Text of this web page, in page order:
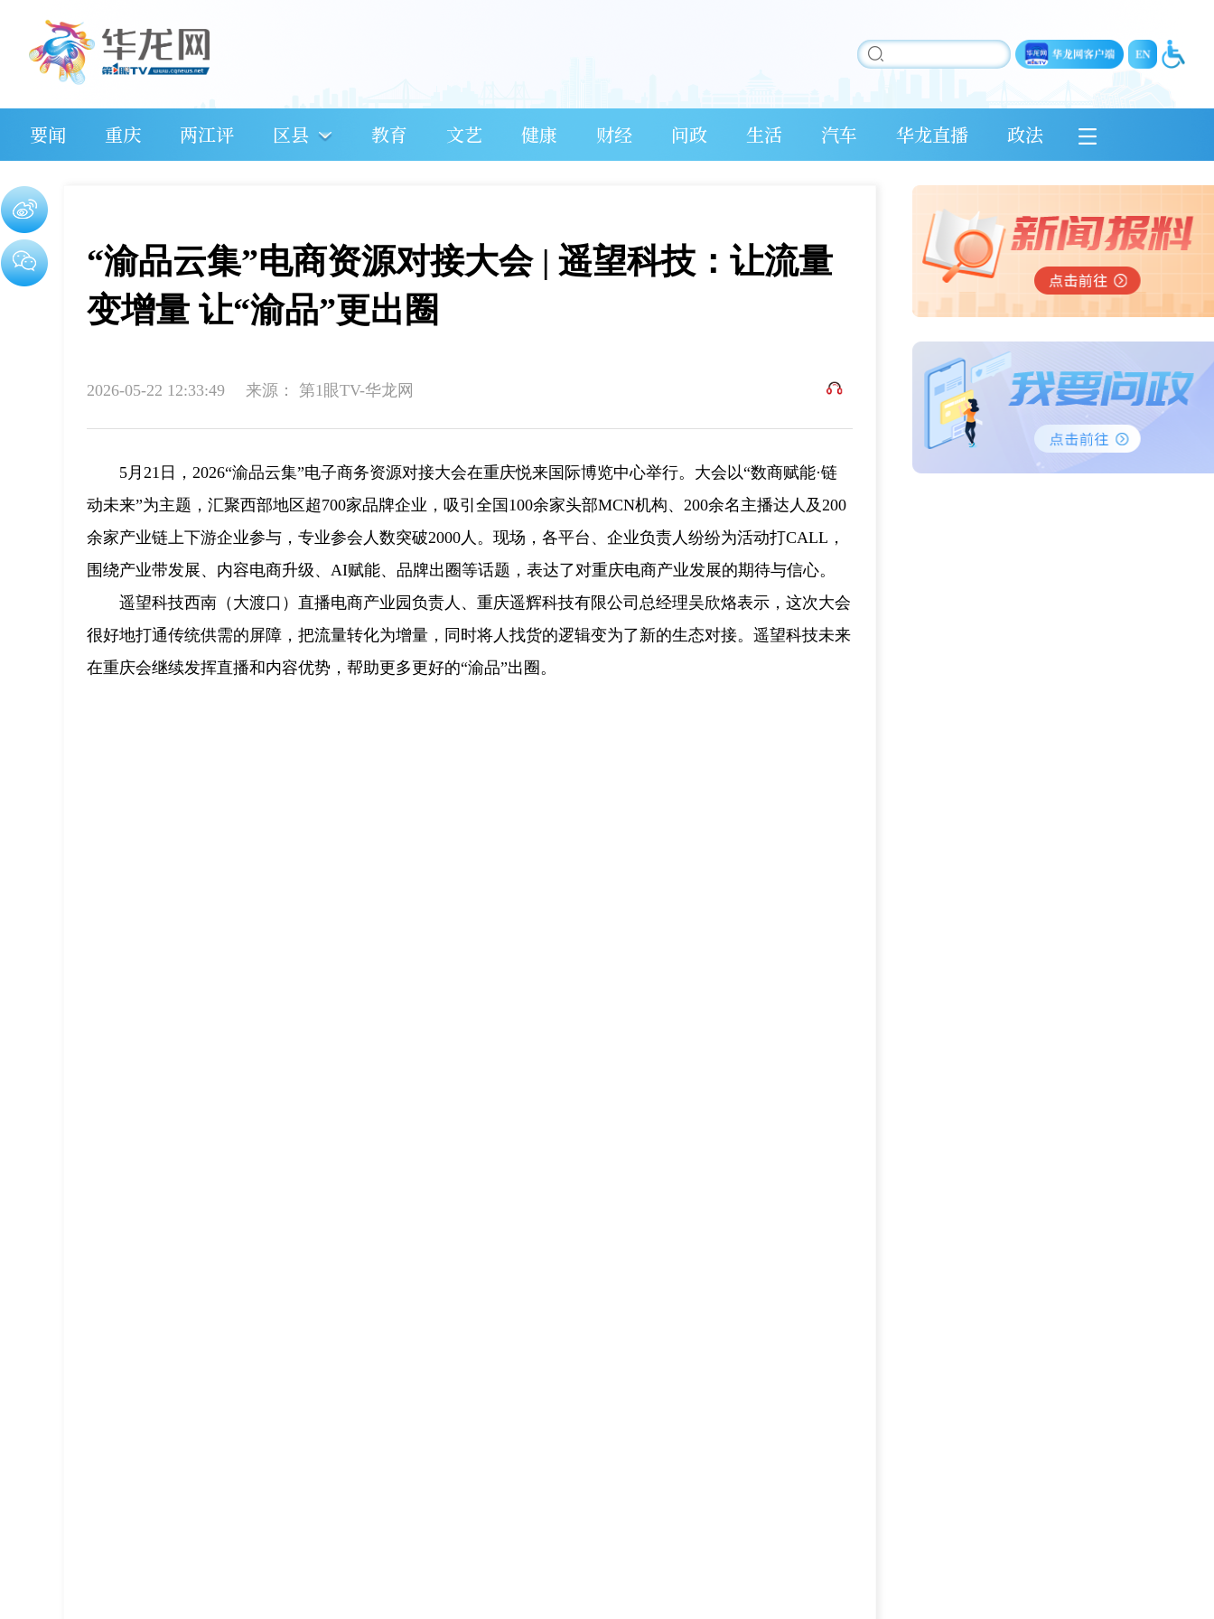
要闻 重庆 两江评 区县 教育 文艺 健康 财经 问政 生活 汽车 华龙直播 政法
“渝品云集”电商资源对接大会 | 遥望科技：让流量
变增量 让“渝品”更出圈
2026-05-22 12:33:49 来源： 第1眼TV-华龙网
5月21日，2026“渝品云集”电子商务资源对接大会在重庆悦来国际博览中心举行。大会以“数商赋能·链
动未来”为主题，汇聚西部地区超700家品牌企业，吸引全国100余家头部MCN机构、200余名主播达人及200
余家产业链上下游企业参与，专业参会人数突破2000人。现场，各平台、企业负责人纷纷为活动打CALL，
围绕产业带发展、内容电商升级、AI赋能、品牌出圈等话题，表达了对重庆电商产业发展的期待与信心。
遥望科技西南（大渡口）直播电商产业园负责人、重庆遥辉科技有限公司总经理吴欣烙表示，这次大会
很好地打通传统供需的屏障，把流量转化为增量，同时将人找货的逻辑变为了新的生态对接。遥望科技未来
在重庆会继续发挥直播和内容优势，帮助更多更好的“渝品”出圈。